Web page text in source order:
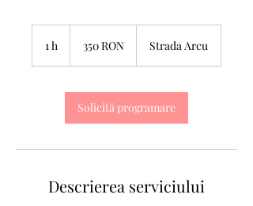
1 h 350 RON Strada Arcu
Solicită programare
Descrierea serviciului